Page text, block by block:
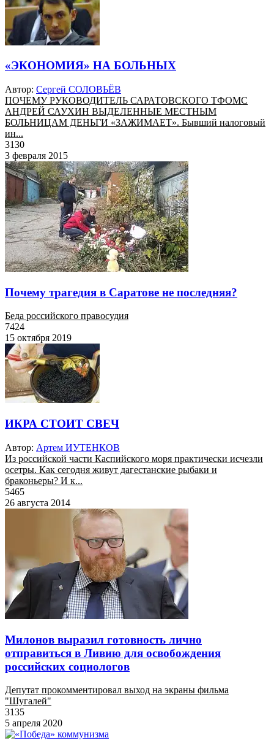
«ЭКОНОМИЯ» НА БОЛЬНЫХ
Автор: Сергей СОЛОВЬЁВ
ПОЧЕМУ РУКОВОДИТЕЛЬ САРАТОВСКОГО ТФОМС
АНДРЕЙ САУХИН ВЫДЕЛЕННЫЕ МЕСТНЫМ
БОЛЬНИЦАМ ДЕНЬГИ «ЗАЖИМАЕТ». Бывший налоговый
ин...
3130
3 февраля 2015
Почему трагедия в Саратове не последняя?
Беда российского правосудия
7424
15 октября 2019
ИКРА СТОИТ СВЕЧ
Автор: Артем ИУТЕНКОВ
Из российской части Каспийского моря практически исчезли
осетры. Как сегодня живут дагестанские рыбаки и
браконьеры? И к...
5465
26 августа 2014
Милонов выразил готовность лично
отправиться в Ливию для освобождения
российских социологов
Депутат прокомментировал выход на экраны фильма
"Шугалей"
3135
5 апреля 2020